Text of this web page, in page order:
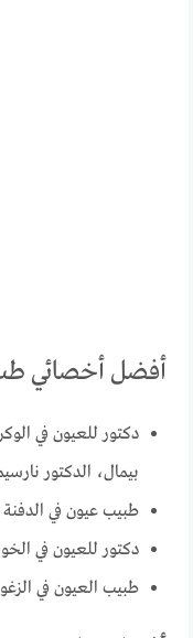
أفضل أخصائي
دكتور للعيون في
بيمال، الدكتور
طبيب عيون في
دكتور للعيون في
طبيب العيون في